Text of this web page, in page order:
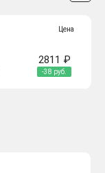
Цена
2811 ₽
-38 руб.